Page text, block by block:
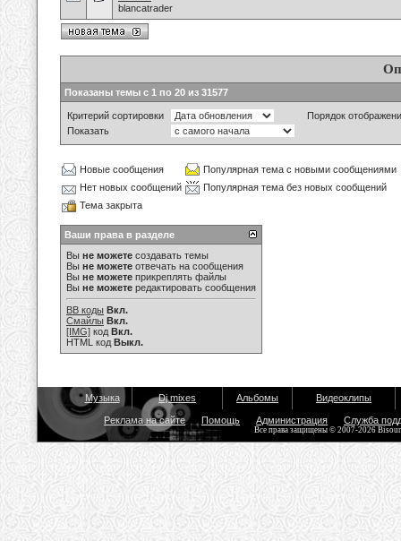
blancatrader
Показаны темы с 1 по 20 из 31577
Критерий сортировки
Порядок
Показать
Новые сообщения
Популярная тема с новыми сообщениями
Нет новых сообщений
Популярная тема без новых сообщений
Тема закрыта
Ваши права в разделе
Вы не можете создавать темы
Вы не можете отвечать на сообщения
Вы не можете прикреплять файлы
Вы не можете редактировать сообщения
BB коды Вкл.
Смайлы Вкл.
[IMG] код Вкл.
HTML код Выкл.
Музыка Dj mixes Альбомы Видеоклипы
Реклама на сайте Помощь Администрация Служба
Все права защищены © 2007-2026